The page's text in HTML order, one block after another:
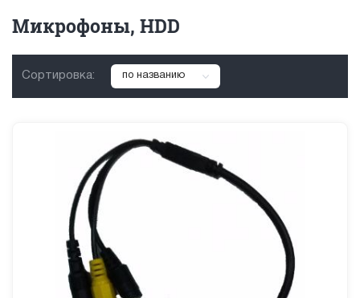
Микрофоны, HDD
Сортировка: по названию